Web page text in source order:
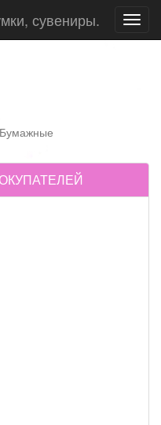
сувениры.
Бумажные